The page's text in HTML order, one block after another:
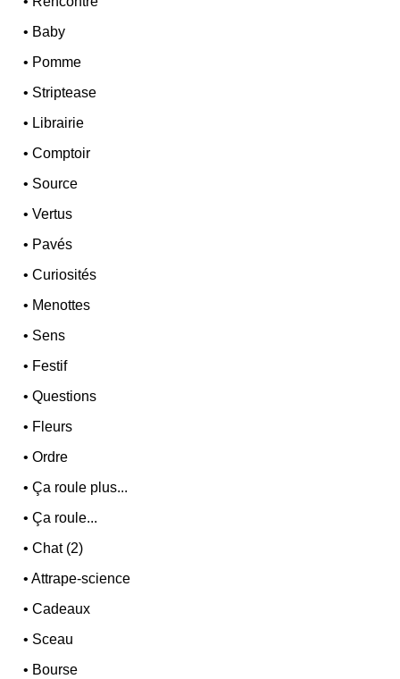
• Baby
• Pomme
• Striptease
• Librairie
•Comptoir
• Source
•Vertus
• Pavés
•Curiosités
• Menottes
• Sens
• Festif
•Questions
• Fleurs
•Ordre
•Ça roule plus...
•Ça roule...
•Chat (2)
•Attrape-science
•Cadeaux
• Sceau
• Bourse